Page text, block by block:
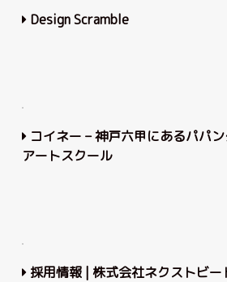
Design Scramble
コイネー – 神⼾六甲にあるパパ
アートスクール
採用情報 | 株式会社ネクストビー